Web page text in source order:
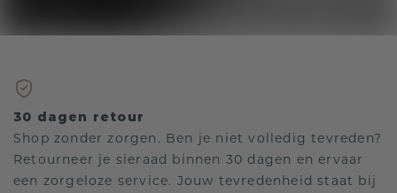
30 dagen retour
Shop zonder zorgen. Ben je niet volledig tevreden?
Retourneer je sieraad binnen 30 dagen en ervaar
een zorgeloze service. Jouw tevredenheid staat bij